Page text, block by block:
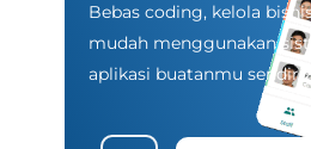
Bebas coding, kelola
mudah menggunakan
aplikasi buatanmu sendiri.